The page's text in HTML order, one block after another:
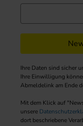
Ihre Daten sind sicher
Ihre Einwilligung
Abmeldelink am Ende
Mit dem Klick auf
unsere
dort beschriebene